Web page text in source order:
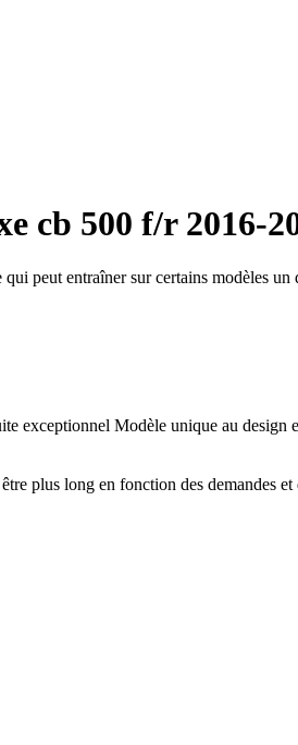
cb 500 f/r 2016-
peut entraîner sur certains modèles
Modèle unique au design
plus long en fonction des demandes